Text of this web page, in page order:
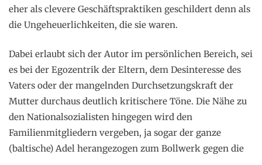
eher als clevere Geschäftspraktiken geschildert denn als
die Ungeheuerlichkeiten, die sie waren.
Dabei erlaubt sich der Autor im persönlichen Bereich, sei
es bei der Egozentrik der Eltern, dem Desinteresse des
Vaters oder der mangelnden Durchsetzungskraft der
Mutter durchaus deutlich kritischere Töne. Die Nähe zu
den Nationalsozialisten hingegen wird den
Familienmitgliedern vergeben, ja sogar der ganze
(baltische) Adel herangezogen zum Bollwerk gegen die